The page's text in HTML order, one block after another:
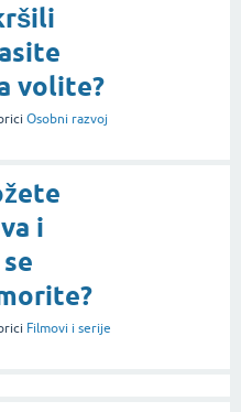
volite?
Osobni razvoj
i
Filmovi i serije